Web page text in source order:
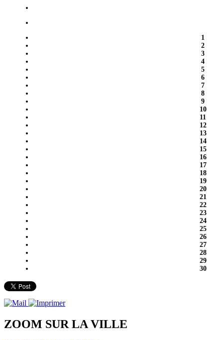
1
2
3
4
5
6
7
8
9
10
11
12
13
14
15
16
17
18
19
20
21
22
23
24
25
26
27
28
29
30
ZOOM SUR LAVILLE